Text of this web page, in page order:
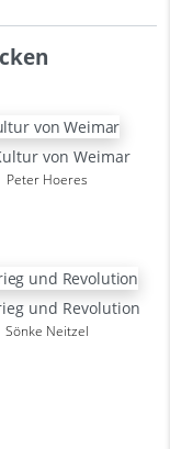
von Weimar
Peter Hoeres
und Revolution
Sönke Neitzel